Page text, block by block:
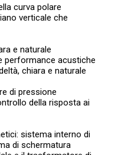
curva polare
verticale che
e naturale
performance acustiche
chiara e naturale
di pressione
della risposta ai
sistema interno di
di schermatura